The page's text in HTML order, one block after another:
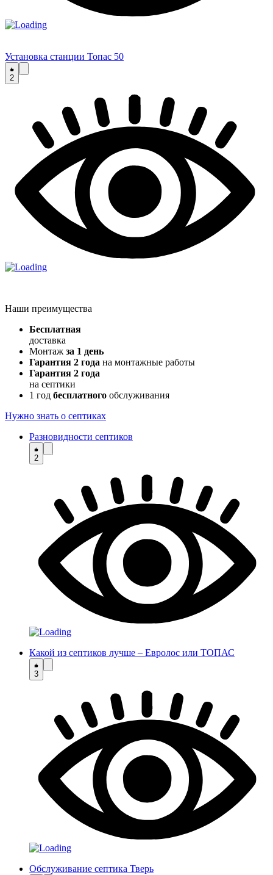
Установка станции Топас 50
2
Наши преимущества
Бесплатная
доставка
Монтаж за 1 день
Гарантия 2 года на монтажные работы
Гарантия 2 года
на септики
1 год бесплатного обслуживания
Нужно знать о септиках
Разновидности септиков
2
Какой из септиков лучше – Евролос или ТОПАС
3
Обслуживание септика Тверь